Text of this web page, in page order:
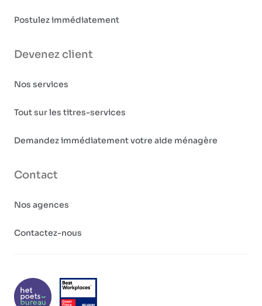
Postulez immédiatement
Devenez client
Nos services
Tout sur les titres-services
Demandez immédiatement votre aide ménagère
Contact
Nos agences
Contactez-nous